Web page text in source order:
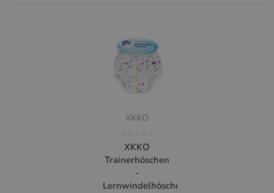
XKKO
XKKO
Trainerhöschen
-
Lernwindelhöschen